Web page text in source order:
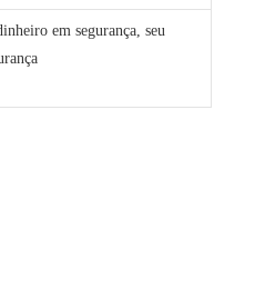
em segurança, seu